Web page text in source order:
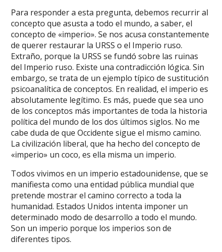
Para responder a esta pregunta, debemos recurrir al
concepto que asusta a todo el mundo, a saber, el
concepto de «imperio». Se nos acusa constantemente
de querer restaurar la URSS o el Imperio ruso.
Extraño, porque la URSS se fundó sobre las ruinas
del Imperio ruso. Existe una contradicción lógica. Sin
embargo, se trata de un ejemplo típico de sustitución
psicoanalítica de conceptos. En realidad, el imperio es
absolutamente legítimo. Es más, puede que sea uno
de los conceptos más importantes de toda la historia
política del mundo de los dos últimos siglos. No me
cabe duda de que Occidente sigue el mismo camino.
La civilización liberal, que ha hecho del concepto de
«imperio» un coco, es ella misma un imperio.
Todos vivimos en un imperio estadounidense, que se
manifiesta como una entidad pública mundial que
pretende mostrar el camino correcto a toda la
humanidad. Estados Unidos intenta imponer un
determinado modo de desarrollo a todo el mundo.
Son un imperio porque los imperios son de
diferentes tipos.